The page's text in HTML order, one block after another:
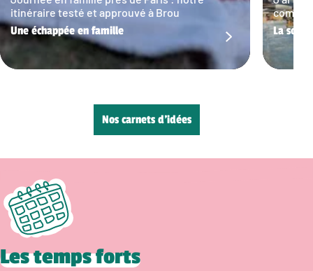
itinéraire testé et approuvé à Brou
Une échappée en famille La
Nos carnets d’idées
Les temps forts